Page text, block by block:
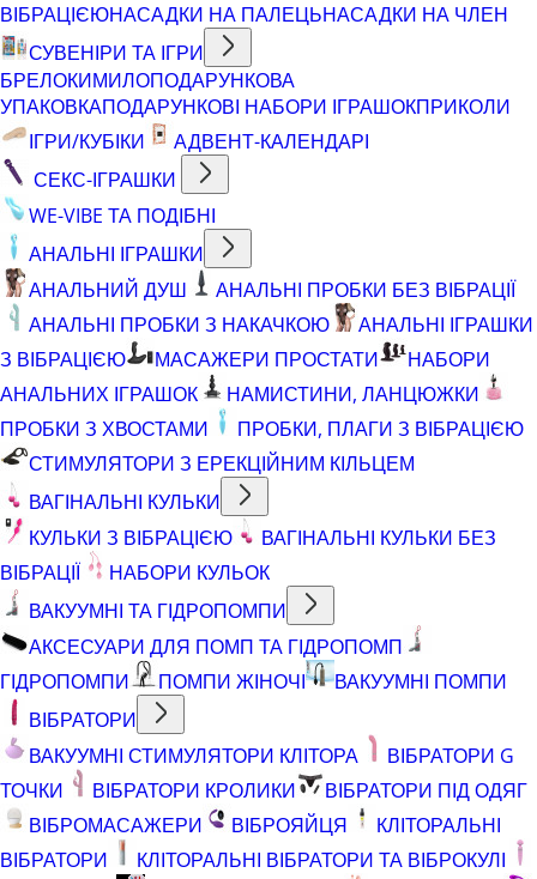
ВІБРАЦІЄЮНАСАДКИ НА ПАЛЕЦЬНАСАДКИ НА ЧЛЕН
СУВЕНІРИ ТА ІГРИ
БРЕЛОКИМИЛОПОДАРУНКОВА
УПАКОВКАПОДАРУНКОВІ НАБОРИ ІГРАШОКПРИКОЛИ
ІГРИ/КУБІКИ
АДВЕНТ-КАЛЕНДАРІ
СЕКС-ІГРАШКИ
WE-VIBE ТА ПОДІБНІ
АНАЛЬНІ ІГРАШКИ
АНАЛЬНИЙ ДУШ
АНАЛЬНІ ПРОБКИ БЕЗ ВІБРАЦІЇ
АНАЛЬНІ ПРОБКИ З НАКАЧКОЮ
АНАЛЬНІ ІГРАШКИ
З ВІБРАЦІЄЮ
МАСАЖЕРИ ПРОСТАТИ
НАБОРИ
АНАЛЬНИХ ІГРАШОК
НАМИСТИНИ, ЛАНЦЮЖКИ
ПРОБКИ З ХВОСТАМИ
ПРОБКИ, ПЛАГИ З ВІБРАЦІЄЮ
СТИМУЛЯТОРИ З ЕРЕКЦІЙНИМ КІЛЬЦЕМ
ВАГІНАЛЬНІ КУЛЬКИ
КУЛЬКИ З ВІБРАЦІЄЮ
ВАГІНАЛЬНІ КУЛЬКИ БЕЗ
ВІБРАЦІЇ
НАБОРИ КУЛЬОК
ВАКУУМНІ ТА ГІДРОПОМПИ
АКСЕСУАРИ ДЛЯ ПОМП ТА ГІДРОПОМП
ГІДРОПОМПИ
ПОМПИ ЖІНОЧІ
ВАКУУМНІ ПОМПИ
ВІБРАТОРИ
ВАКУУМНІ СТИМУЛЯТОРИ КЛІТОРА
ВІБРАТОРИ G
ТОЧКИ
ВІБРАТОРИ КРОЛИКИ
ВІБРАТОРИ ПІД ОДЯГ
ВІБРОМАСАЖЕРИ
ВІБРОЯЙЦЯ
КЛІТОРАЛЬНІ
ВІБРАТОРИ
КЛІТОРАЛЬНІ ВІБРАТОРИ ТА ВІБРОКУЛІ